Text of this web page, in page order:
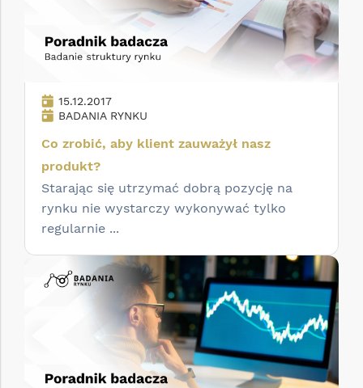
15.12.2017
BADANIA RYNKU
Co zrobić, aby klient zauważył nasz
produkt?
Starając się utrzymać dobrą pozycję na
rynku nie wystarczy wykonywać tylko
regularnie ...